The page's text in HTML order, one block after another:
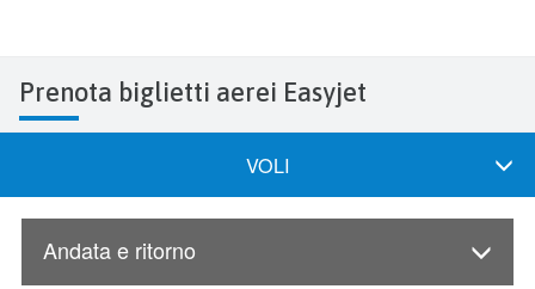
Prenota biglietti aerei Easyjet